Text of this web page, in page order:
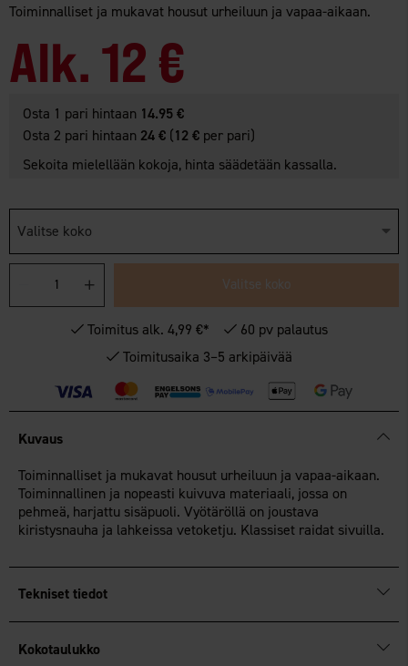
Toiminnalliset ja mukavat housut urheiluun ja vapaa-aikaan.
Alk. 12 €
Osta 1 pari hintaan 14.95 €
Osta 2 pari hintaan 24 € (12 € per pari)
Sekoita mielellään kokoja, hinta säädetään kassalla.
Valitse koko
Valitse koko
Toimitus alk. 4,99 €*
60 pv palautus
Toimitusaika 3–5 arkipäivää
Kuvaus
Toiminnalliset ja mukavat housut urheiluun ja vapaa-aikaan.
Toiminnallinen ja nopeasti kuivuva materiaali, jossa on
pehmeä, harjattu sisäpuoli. Vyötäröllä on joustava
kiristysnauha ja lahkeissa vetoketju. Klassiset raidat sivuilla.
Tekniset tiedot
Kokotaulukko